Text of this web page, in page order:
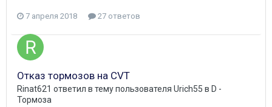
7 апреля 2018 27 ответов
Отказ тормозов на CVT
Rinat621 ответил в тему пользователя Urich55 в D -
Тормоза